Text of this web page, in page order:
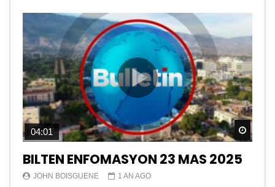
04:01
BILTEN ENFOMASYON 23 MAS 2025
JOHN BOISGUENE 1 AN AGO